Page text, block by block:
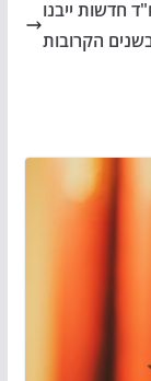
עירונית בחולון: עד 60,000 יח"ד חדשות ייבנו
הקרובות